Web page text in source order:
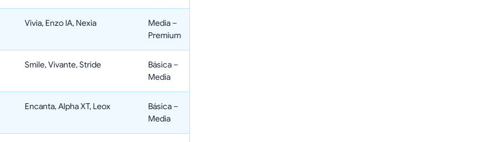
Vivia, Enzo IA, Nexia
Media –
Premium
Smile, Vivante, Stride
Básica –
Media
Encanta, Alpha XT, Leox
Básica –
Media